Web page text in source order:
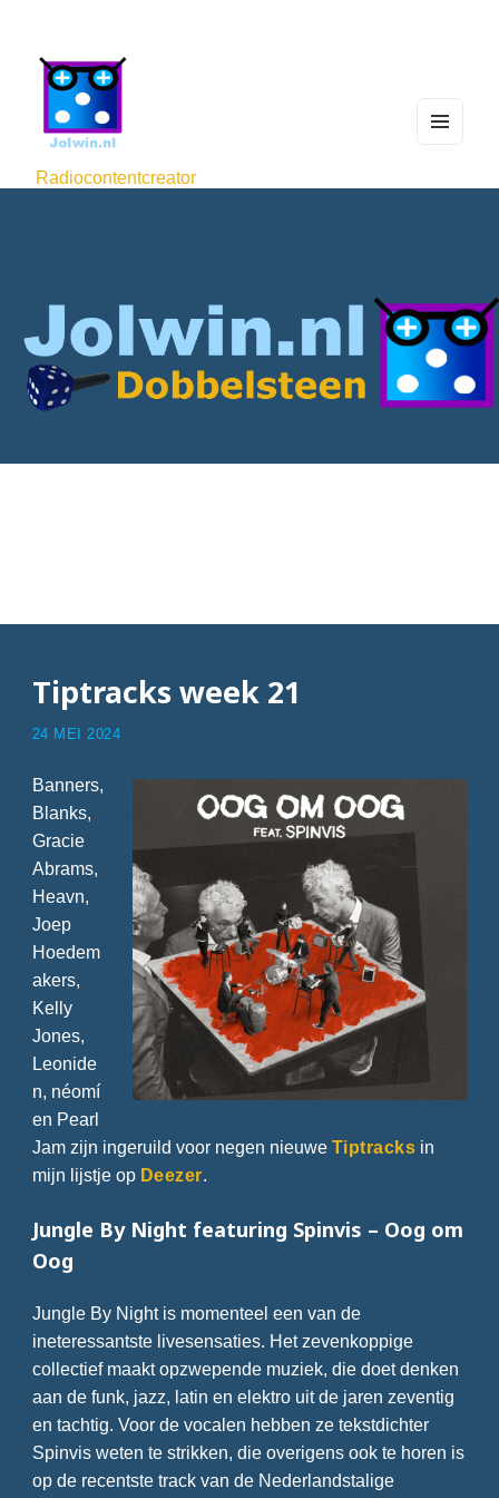
Radiocontentcreator
WIDG
Tiptracks week 21
24 MEI 2024
Banners,
Blanks,
Gracie
Abrams,
Heavn,
Joep
Hoedem
akers,
Kelly
Jones,
Leonide
n, néomí
en Pearl
Jam zijn ingeruild voor negen nieuwe Tiptracks in
mijn lijstje op Deezer.
Jungle By Night featuring Spinvis – Oog om
Oog
Jungle By Night is momenteel een van de
ineteressantste livesensaties. Het zevenkoppige
collectief maakt opzwepende muziek, die doet denken
aan de funk, jazz, latin en elektro uit de jaren zeventig
en tachtig. Voor de vocalen hebben ze tekstdichter
Spinvis weten te strikken, die overigens ook te horen is
op de recentste track van de Nederlandstalige